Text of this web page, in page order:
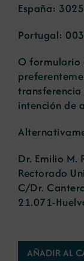
España:
Portugal:
O formulario
intención de
Dr. Emilio M.
Rectorado
C/Dr.
21.071-
AÑADIR AL